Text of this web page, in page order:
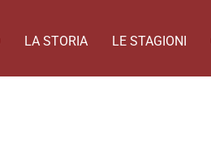
LA STORIA LE STAGIONI